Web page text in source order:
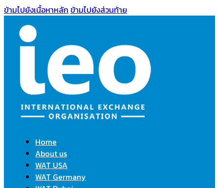
ข้ามไปยังเนื้อหาหลัก ข้ามไปยังส่วนท้าย
Home
About us
WAT USA
WAT Germany